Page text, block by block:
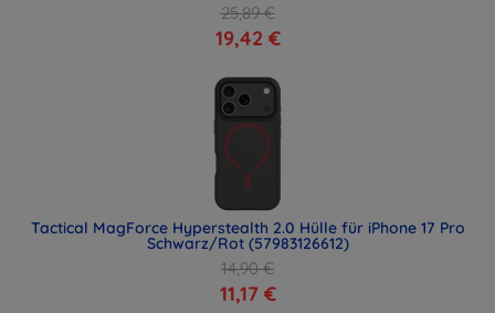
25,89 €
19,42 €
Tactical MagForce Hyperstealth 2.0 Hülle für iPhone 17 Pro
Schwarz/Rot (57983126612)
14,90 €
11,17 €